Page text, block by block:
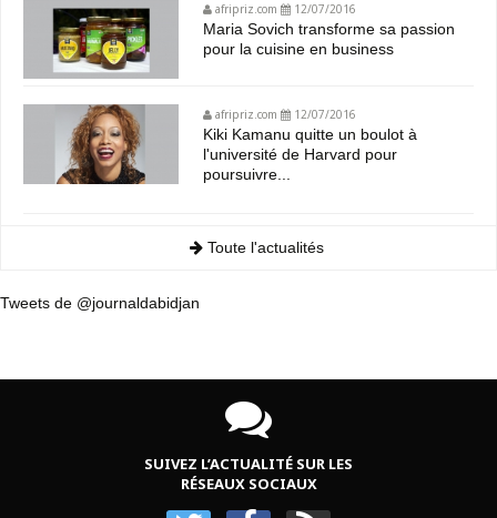
afripriz.com 12/07/2016
Maria Sovich transforme sa passion
pour la cuisine en business
afripriz.com 12/07/2016
Kiki Kamanu quitte un boulot à
l'université de Harvard pour
poursuivre...
Toute l'actualités
Tweets de @journaldabidjan
SUIVEZ L’ACTUALITÉ SUR LES
RÉSEAUX SOCIAUX